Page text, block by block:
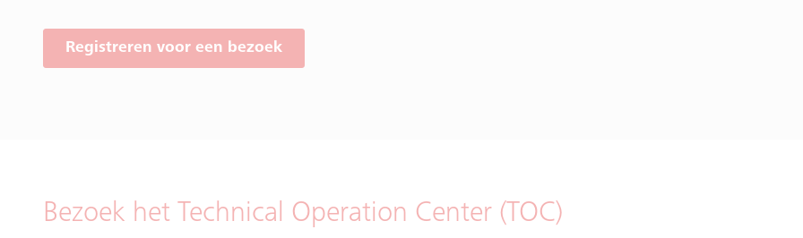
Registreren voor een bezoek
Bezoek het Technical Operation Center (TOC)